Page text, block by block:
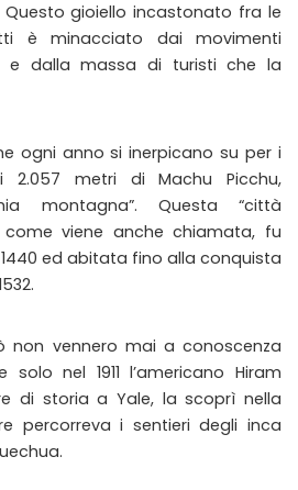
Questo gioiello incastonato fra le
è minacciato dai movimenti
e dalla massa di turisti che la
ogni anno si inerpicano su per i
2.057 metri di Machu Picchu,
montagna”. Questa “città
come viene anche chiamata, fu
ed abitata fino alla conquista
non vennero mai a conoscenza
nel 1911 l’americano Hiram
di storia a Yale, la scoprì nella
percorreva i sentieri degli inca